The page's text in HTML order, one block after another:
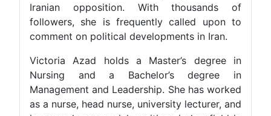
Iranian opposition. With thousands of
followers, she is frequently called upon to
comment on political developments in Iran.
Victoria Azad holds a Master’s degree in
Nursing and a Bachelor’s degree in
Management and Leadership. She has worked
as a nurse, head nurse, university lecturer, and